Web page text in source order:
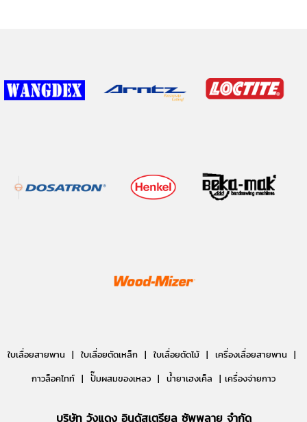
ใบเลื่อยสายพาน | ใบเลื่อยตัดเหล็ก | ใบเลื่อยตัดไม้ | เครื่องเลื่อยสายพาน |
กาวล็อคไทท์ | ปั๊มผสมของเหลว | น้ำยาเฮงเค็ล | เครื่องจ่ายกาว
บริษัท วังแดง อินดัสเตรียล ซัพพลาย จำกัด